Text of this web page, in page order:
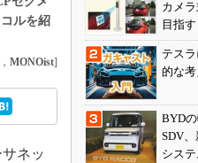
ルを紹
， MONOist]
ネッ
カメ
目指す
テス
的な考
BYD
SDV
シス